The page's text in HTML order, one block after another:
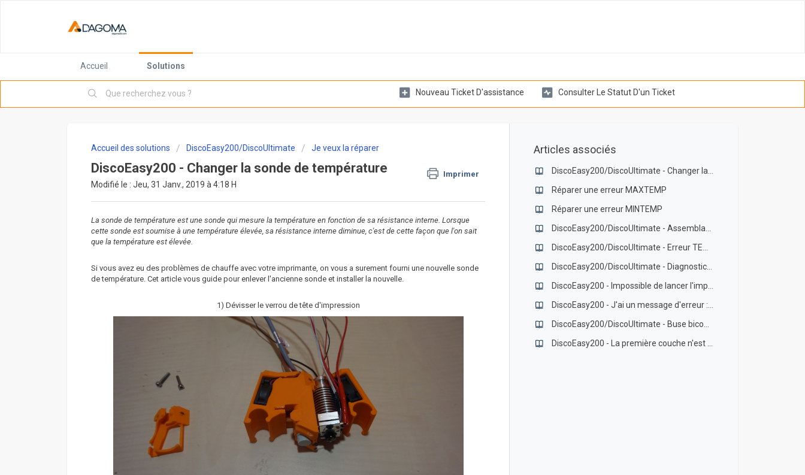
Accueil Solutions
Nouveau Ticket D'assistance Consulter Le Statut D'un Ticket
Accueil des solutions DiscoEasy200/DiscoUltimate Je veux la réparer
DiscoEasy200 - Changer la sonde de température Imprimer
Modifié le : Jeu, 31 Janv., 2019 à 4:18 H
La sonde de température est une sonde qui mesure la température en fonction de sa résistance interne. Lorsque
cette sonde est soumise à une température élevée, sa résistance interne diminue, c'est de cette façon que l'on sait
que la température est élevée.
Si vous avez eu des problèmes de chauffe avec votre imprimante, on vous a surement fourni une nouvelle sonde
de température. Cet article vous guide pour enlever l'ancienne sonde et installer la nouvelle.
1) Dévisser le verrou de tête d'impression
Articles associés
Réparer une erreur MAXTEMP
Réparer une erreur MINTEMP